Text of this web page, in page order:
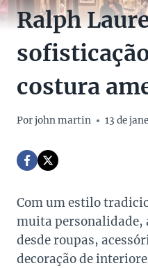
Ralph
costura
Porjohn martin 13 de
Com um estilo
muita personalidade,
desde roupas,
decoração de